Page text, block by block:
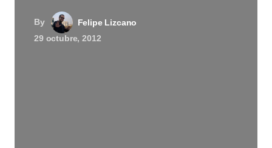
By
Felipe Lizcano
29 octubre, 2012